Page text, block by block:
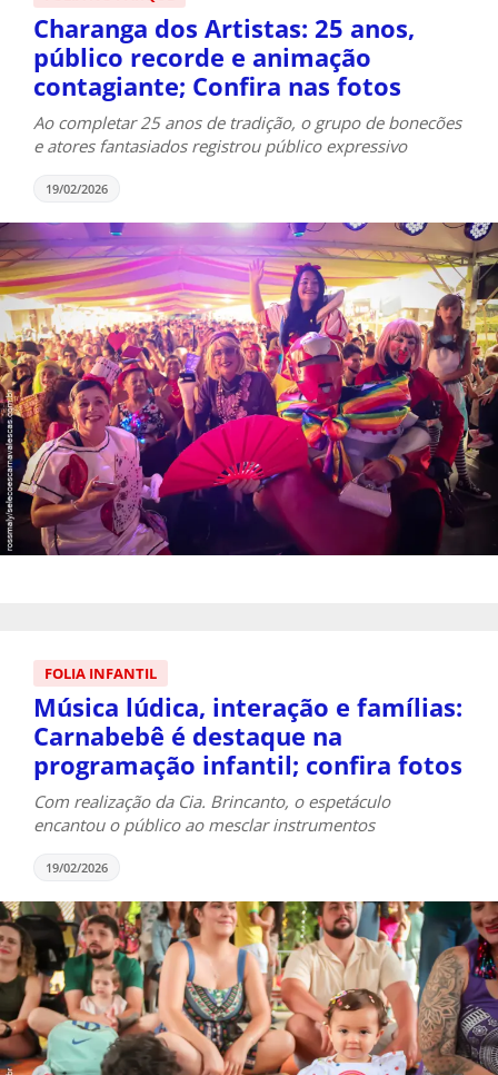
Charanga dos Artistas: 25 anos,
público recorde e animação
contagiante; Confira nas fotos
Ao completar 25 anos de tradição, o grupo de bonecões
e atores fantasiados registrou público expressivo
19/02/2026
FOLIA INFANTIL
Música lúdica, interação e famílias:
Carnabebê é destaque na
programação infantil; confira fotos
Com realização da Cia. Brincanto, o espetáculo
encantou o público ao mesclar instrumentos
19/02/2026